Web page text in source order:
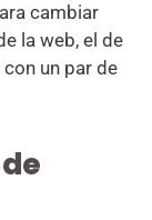
cambiar
la web, el de
un par de